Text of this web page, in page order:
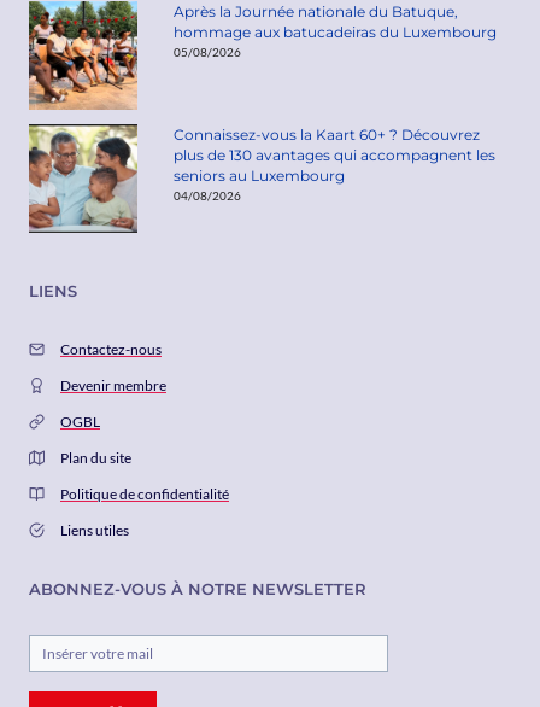
Après la Journée nationale du Batuque,
hommage aux batucadeiras du Luxembourg
05/08/2026
Connaissez-vous la Kaart 60+ ? Découvrez
plus de 130 avantages qui accompagnent les
seniors au Luxembourg
04/08/2026
LIENS
Contactez-nous
Devenir membre
OGBL
Plan du site
Politique de confidentialité
Liens utiles
ABONNEZ-VOUS À NOTRE NEWSLETTER